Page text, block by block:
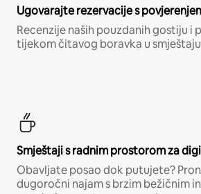
Ugovarajte rezervacije s
Recenzije naših pouzdanih gostiju i
tijekom čitavog boravka u
Smještaji s radnim prostorom za
Obavljate posao dok putujete?
dugoročni najam s brzim bežičnim